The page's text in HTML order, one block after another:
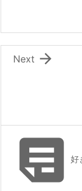

Next
好